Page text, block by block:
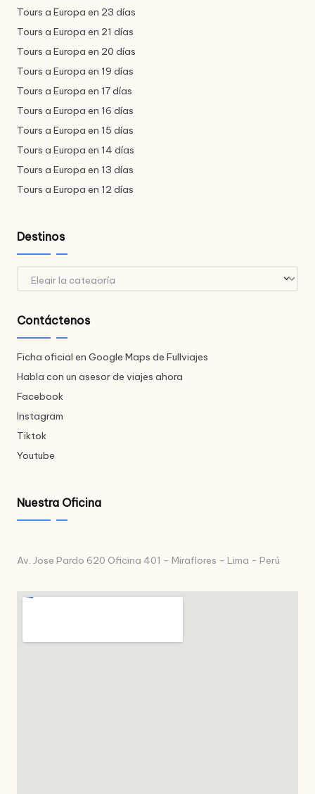
Tours a Europa en 23 días
Tours a Europa en 21 días
Tours a Europa en 20 días
Tours a Europa en 19 días
Tours a Europa en 17 días
Tours a Europa en 16 días
Tours a Europa en 15 días
Tours a Europa en 14 días
Tours a Europa en 13 días
Tours a Europa en 12 días
Destinos
Contáctenos
Ficha oficial en Google Maps de Fullviajes
Habla con un asesor de viajes ahora
Facebook
Instagram
Tiktok
Youtube
Nuestra Oficina
Av. Jose Pardo 620 Oficina 401 - Miraflores - Lima - Perú